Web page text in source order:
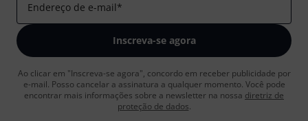
Endereço de e-mail*
Inscreva-se agora
Ao clicar em "Inscreva-se agora", concordo em receber publicidade por
e-mail. Posso cancelar a assinatura a qualquer momento. Você pode
encontrar mais informações sobre a newsletter na nossa diretriz de
proteção de dados.